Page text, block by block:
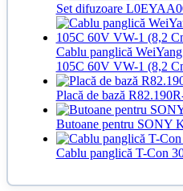
Set difuzoare
Cablu panglică
105C 60V VW-1 (8,2
Placă de bază
Butoane pentru SONY
Cablu panglică T-Con